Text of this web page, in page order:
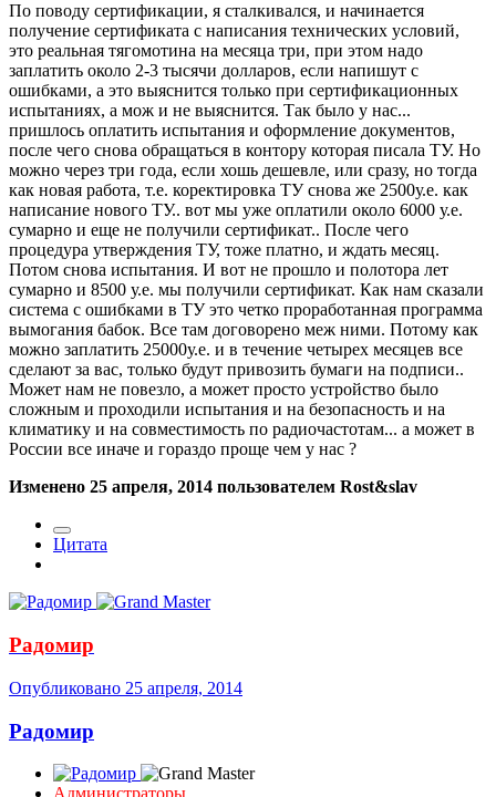
По поводу сертификации, я сталкивался, и начинается
получение сертификата с написания технических условий,
это реальная тягомотина на месяца три, при этом надо
заплатить около 2-3 тысячи долларов, если напишут с
ошибками, а это выяснится только при сертификационных
испытаниях, а мож и не выяснится. Так было у нас...
пришлось оплатить испытания и оформление документов,
после чего снова обращаться в контору которая писала ТУ. Но
можно через три года, если хошь дешевле, или сразу, но тогда
как новая работа, т.е. коректировка ТУ снова же 2500у.е. как
написание нового ТУ.. вот мы уже оплатили около 6000 у.е.
сумарно и еще не получили сертификат.. После чего
процедура утверждения ТУ, тоже платно, и ждать месяц.
Потом снова испытания. И вот не прошло и полотора лет
сумарно и 8500 у.е. мы получили сертификат. Как нам сказали
система с ошибками в ТУ это четко проработанная программа
вымогания бабок. Все там договорено меж ними. Потому как
можно заплатить 25000у.е. и в течение четырех месяцев все
сделают за вас, только будут привозить бумаги на подписи..
Может нам не повезло, а может просто устройство было
сложным и проходили испытания и на безопасность и на
климатику и на совместимость по радиочастотам... а может в
России все иначе и гораздо проще чем у нас ?
Изменено 25 апреля, 2014 пользователем Rost&slav
Цитата
Радомир
Опубликовано 25 апреля, 2014
Радомир